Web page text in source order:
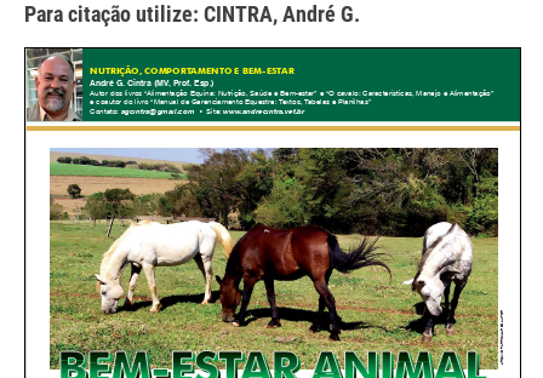
Para citação utilize: CINTRA, André G.